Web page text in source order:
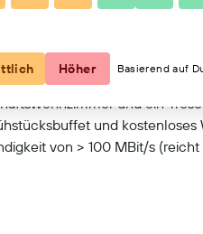
und ein
und
von > 100 MBit/s
Kartenansicht
Höher Basierend auf